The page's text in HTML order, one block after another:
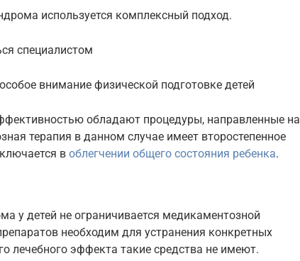
используется комплексный подход.
специалистом
внимание физической подготовке детей
обладают процедуры, направленные на
терапия в данном случае имеет второстепенное
в облегчении общего состояния ребенка.
у детей не ограничивается медикаментозной
необходим для устранения конкретных
лечебного эффекта такие средства не имеют.